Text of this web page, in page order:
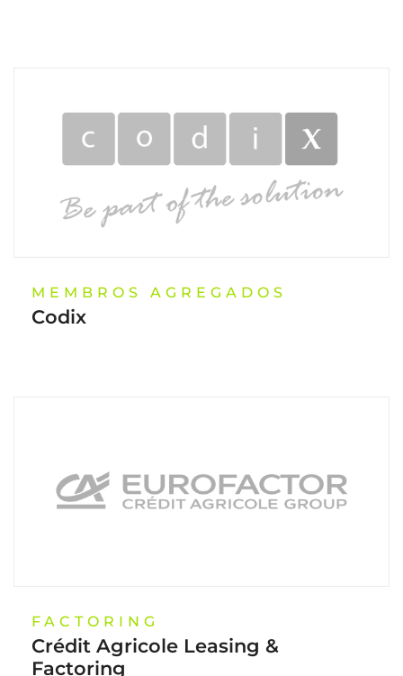
MEMBROS AGREGADOS
Codix
FACTORING
Crédit Agricole Leasing &
Factoring